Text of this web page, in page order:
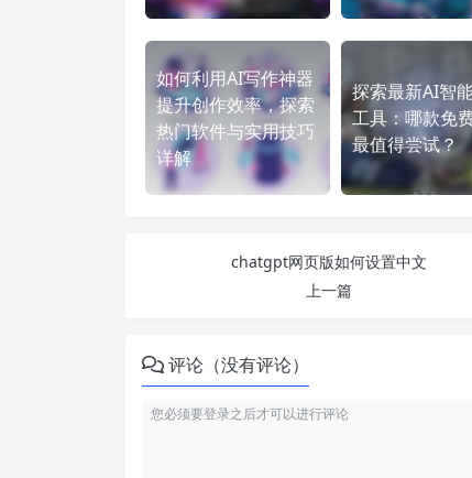
如何利用AI写作神器
提升创作效率，探索
热门软件与实用技巧
详解
探索最新AI智
工具：哪款免
最值得尝试？
chatgpt网页版如何设置中文
上一篇
评论（没有评论）